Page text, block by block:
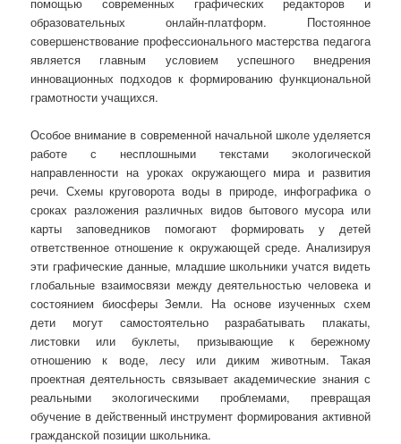
образовательных онлайн-платформ. Постоянное
совершенствование профессионального мастерства педагога
является главным условием успешного внедрения
инновационных подходов к формированию функциональной
грамотности учащихся.
Особое внимание в современной начальной школе уделяется
работе с несплошными текстами экологической
направленности на уроках окружающего мира и развития
речи. Схемы круговорота воды в природе, инфографика о
сроках разложения различных видов бытового мусора или
карты заповедников помогают формировать у детей
ответственное отношение к окружающей среде. Анализируя
эти графические данные, младшие школьники учатся видеть
глобальные взаимосвязи между деятельностью человека и
состоянием биосферы Земли. На основе изученных схем
дети могут самостоятельно разрабатывать плакаты,
листовки или буклеты, призывающие к бережному
отношению к воде, лесу или диким животным. Такая
проектная деятельность связывает академические знания с
реальными экологическими проблемами, превращая
обучение в действенный инструмент формирования активной
гражданской позиции школьника.